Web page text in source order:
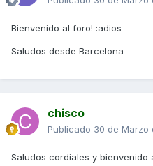
Bienvenido al foro! :adios
Saludos desde Barcelona
chisco
Publicado 30 de Marzo
Saludos cordiales y bienvenido